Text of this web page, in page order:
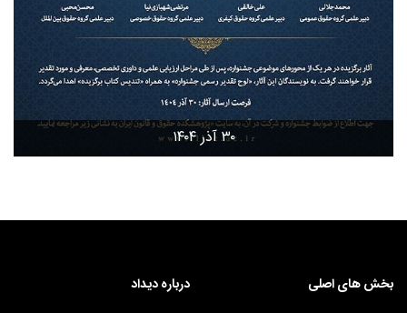
۳۰ آذر ۱۴۰۴
بخش های اصلی درباره دیداد